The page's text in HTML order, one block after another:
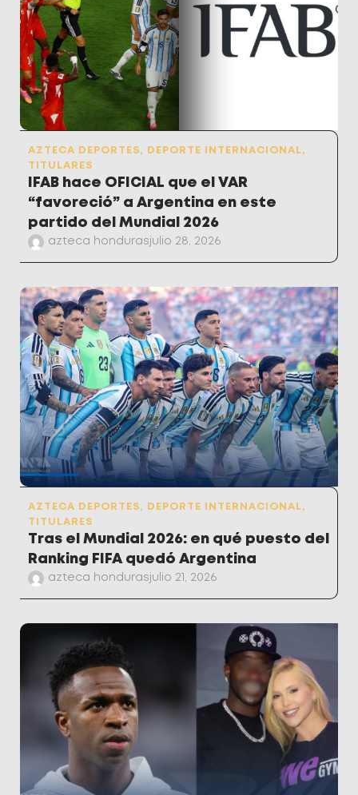
AZTECA DEPORTES, DEPORTE INTERNACIONAL,
TITULARES
IFAB hace OFICIAL que el VAR
“favoreció” a Argentina en este
partido del Mundial 2026
azteca honduras julio 28, 2026
AZTECA DEPORTES, DEPORTE INTERNACIONAL,
TITULARES
Tras el Mundial 2026: en qué puesto del
Ranking FIFA quedó Argentina
azteca honduras julio 21, 2026